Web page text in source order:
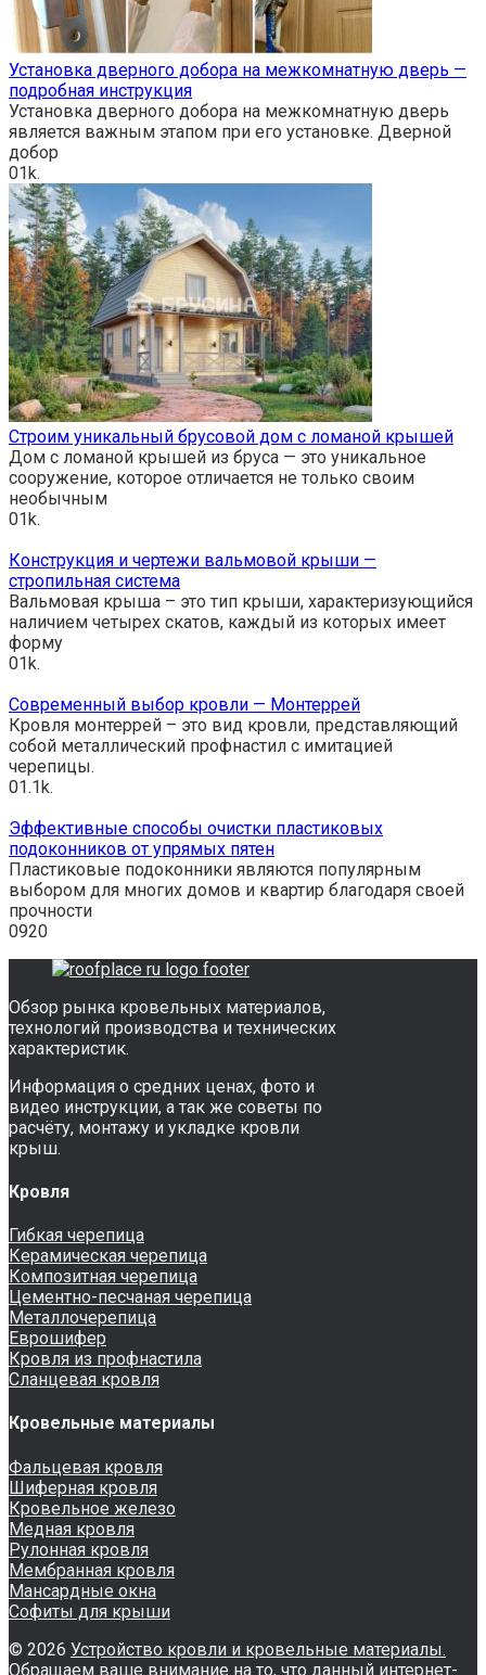
Установка дверного добора на межкомнатную дверь —
подробная инструкция
Установка дверного добора на межкомнатную дверь
является важным этапом при его установке. Дверной
добор
01k.
Строим уникальный брусовой дом с ломаной крышей
Дом с ломаной крышей из бруса — это уникальное
сооружение, которое отличается не только своим
необычным
01k.
Конструкция и чертежи вальмовой крыши —
стропильная система
Вальмовая крыша – это тип крыши, характеризующийся
наличием четырех скатов, каждый из которых имеет
форму
01k.
Современный выбор кровли — Монтеррей
Кровля монтеррей – это вид кровли, представляющий
собой металлический профнастил с имитацией
черепицы.
01.1k.
Эффективные способы очистки пластиковых
подоконников от упрямых пятен
Пластиковые подоконники являются популярным
выбором для многих домов и квартир благодаря своей
прочности
0920
Обзор рынка кровельных материалов,
технологий производства и технических
характеристик.
Информация о средних ценах, фото и
видео инструкции, а так же советы по
расчёту, монтажу и укладке кровли
крыш.
Кровля
Гибкая черепица
Керамическая черепица
Композитная черепица
Цементно-песчаная черепица
Металлочерепица
Еврошифер
Кровля из профнастила
Сланцевая кровля
Кровельные материалы
Фальцевая кровля
Шиферная кровля
Кровельное железо
Медная кровля
Рулонная кровля
Мембранная кровля
Мансардные окна
Софиты для крыши
© 2026 Устройство кровли и кровельные материалы.
Обращаем ваше внимание на то, что данный интернет-